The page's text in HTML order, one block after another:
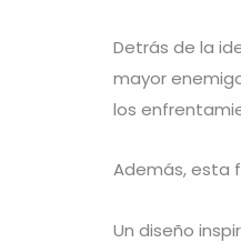
Detrás de la
mayor
los
Además, esta
Un diseño